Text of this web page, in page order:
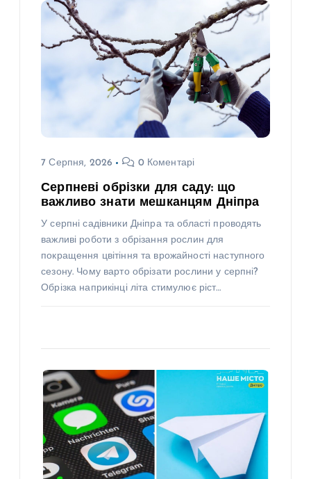
7 Серпня, 2026 0 Коментарі
Серпневі обрізки для саду: що
важливо знати мешканцям Дніпра
У серпні садівники Дніпра та області проводять
важливі роботи з обрізання рослин для
покращення цвітіння та врожайності наступного
сезону. Чому варто обрізати рослини у серпні?
Обрізка наприкінці літа стимулює ріст…